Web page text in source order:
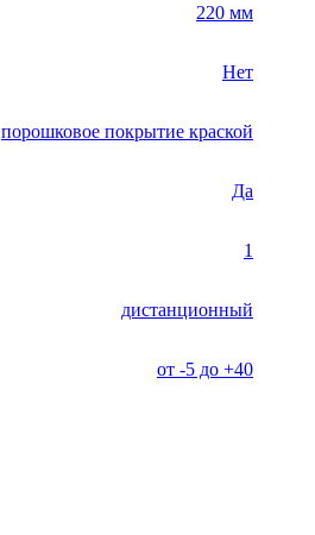
220 мм
Нет
порошковое покрытие краской
Да
1
дистанционный
от -5 до +40